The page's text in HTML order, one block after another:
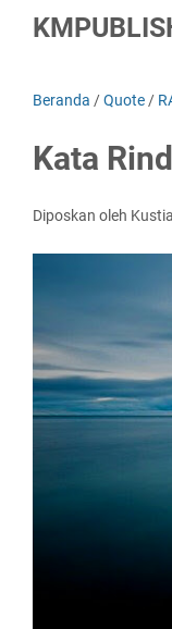
Beranda /Quote /
Kata
Diposkan oleh